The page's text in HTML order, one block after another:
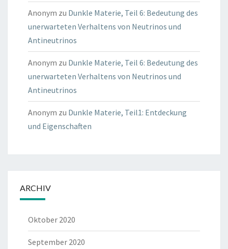
Anonym zu Dunkle Materie, Teil 6: Bedeutung des
unerwarteten Verhaltens von Neutrinos und
Antineutrinos
Anonym zu Dunkle Materie, Teil 6: Bedeutung des
unerwarteten Verhaltens von Neutrinos und
Antineutrinos
Anonym zu Dunkle Materie, Teil1: Entdeckung
und Eigenschaften
ARCHIV
Oktober 2020
September 2020